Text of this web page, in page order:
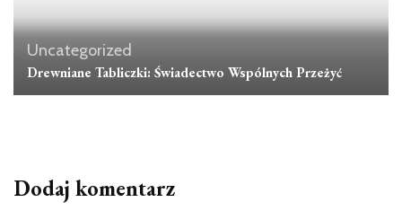
Uncategorized
Drewniane Tabliczki: Świadectwo Wspólnych Przeżyć
Dodaj komentarz